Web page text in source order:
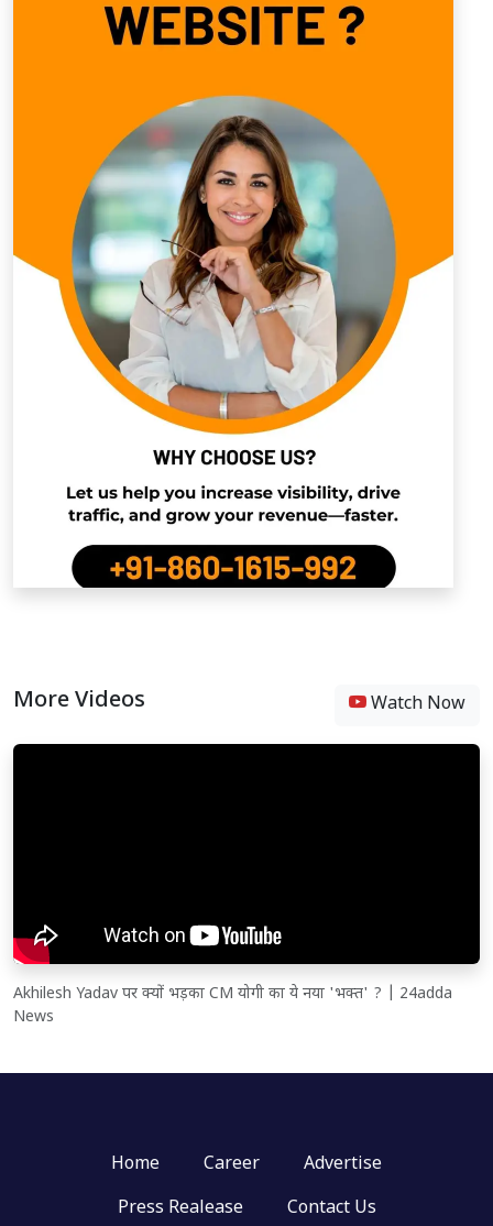
More Videos Watch Now
Akhilesh Yadav पर क्यों भड़का CM योगी का ये नया 'भक्त' ? | 24adda
News
Home Career
Advertise
Press Realease
Contact Us